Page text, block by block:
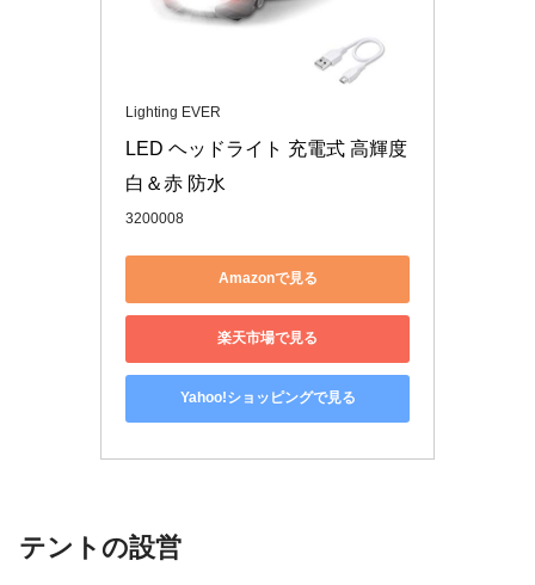
Lighting EVER
LED ヘッドライト 充電式 高輝度
白＆赤 防水
3200008
Amazonで見る
楽天市場で見る
Yahoo!ショッピングで見る
テントの設営